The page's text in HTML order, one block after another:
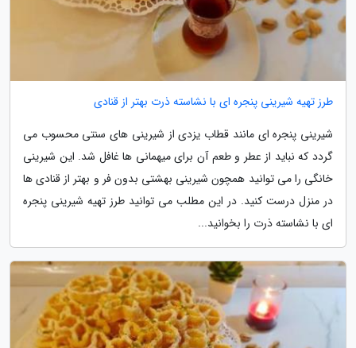
طرز تهیه شیرینی پنجره ای با نشاسته ذرت بهتر از قنادی
شیرینی پنجره ای مانند قطاب یزدی از شیرینی های سنتی محسوب می
گردد که نباید از عطر و طعم آن برای میهمانی ها غافل شد. این شیرینی
خانگی را می توانید همچون شیرینی بهشتی بدون فر و بهتر از قنادی ها
در منزل درست کنید. در این مطلب می توانید طرز تهیه شیرینی پنجره
ای با نشاسته ذرت را بخوانید...